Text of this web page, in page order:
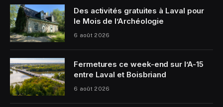
Des activités gratuites à Laval pour
le Mois de l’Archéologie
6 août 2026
Fermetures ce week-end sur l’A-15
entre Laval et Boisbriand
6 août 2026